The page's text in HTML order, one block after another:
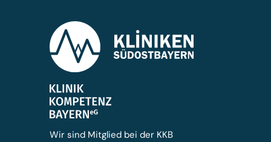
Wir sind Mitglied bei der KKB